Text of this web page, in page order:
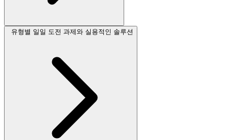
유형별 일일 도전 과제와 실용적인 솔루션